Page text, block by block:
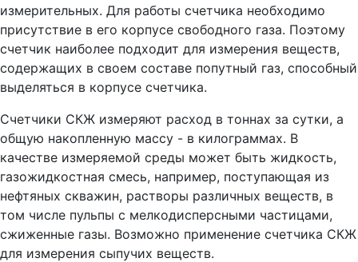
измерительных. Для работы счетчика необходимо
присутствие в его корпусе свободного газа. Поэтому
счетчик наиболее подходит для измерения веществ,
содержащих в своем составе попутный газ, способный
выделяться в корпусе счетчика.
Счетчики СКЖ измеряют расход в тоннах за сутки, а
общую накопленную массу - в килограммах. В
качестве измеряемой среды может быть жидкость,
газожидкостная смесь, например, поступающая из
нефтяных скважин, растворы различных веществ, в
том числе пульпы с мелкодисперсными частицами,
сжиженные газы. Возможно применение счетчика СКЖ
для измерения сыпучих веществ.